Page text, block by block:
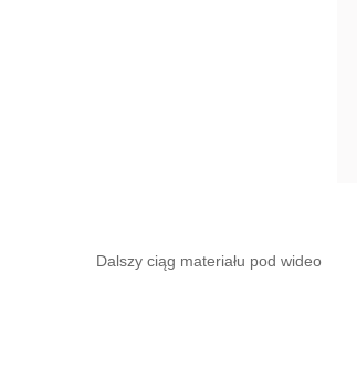
Dalszy ciąg materiału pod wideo